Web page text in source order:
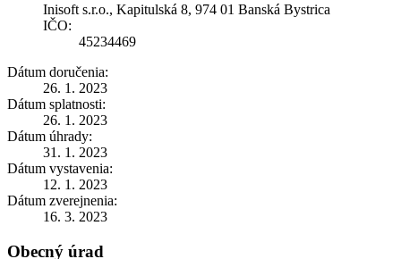
Inisoft s.r.o., Kapitulská 8, 974 01 Banská Bystrica
IČO:
45234469
Dátum doručenia:
26. 1. 2023
Dátum splatnosti:
26. 1. 2023
Dátum úhrady:
31. 1. 2023
Dátum vystavenia:
12. 1. 2023
Dátum zverejnenia:
16. 3. 2023
Obecný úrad